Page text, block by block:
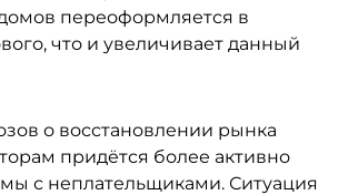
переоформляется в
что и увеличивает данный
о восстановлении рынка
придётся более активно
с неплательщиками. Ситуация